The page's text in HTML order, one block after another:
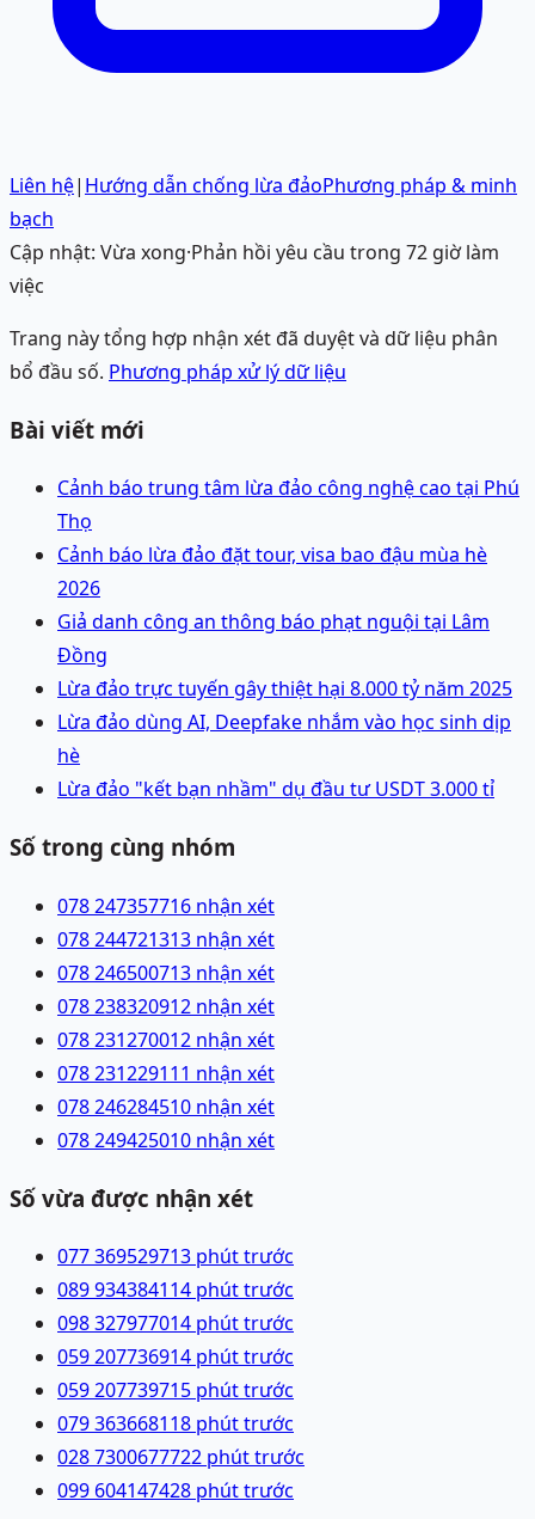
Liên hệ| Hướng dẫn chống lừa đảoPhương pháp & minh
bạch
Cập nhật: Vừa xong·Phản hồi yêu cầu trong 72 giờ làm
việc
Trang này tổng hợp nhận xét đã duyệt và dữ liệu phân
bổ đầu số. Phương pháp xử lý dữ liệu
Bài viết mới
Cảnh báo trung tâm lừa đảo công nghệ cao tại Phú
Thọ
Cảnh báo lừa đảo đặt tour, visa bao đậu mùa hè
2026
Giả danh công an thông báo phạt nguội tại Lâm
Đồng
Lừa đảo trực tuyến gây thiệt hại 8.000 tỷ năm 2025
Lừa đảo dùng AI, Deepfake nhắm vào học sinh dịp
hè
Lừa đảo "kết bạn nhầm" dụ đầu tư USDT 3.000 tỉ
Số trong cùng nhóm
078 247357716 nhận xét
078 244721313 nhận xét
078 246500713 nhận xét
078 238320912 nhận xét
078 231270012 nhận xét
078 231229111 nhận xét
078 246284510 nhận xét
078 249425010 nhận xét
Số vừa được nhận xét
077 369529713 phút trước
089 934384114 phút trước
098 327977014 phút trước
059 207736914 phút trước
059 207739715 phút trước
079 363668118 phút trước
028 7300677722 phút trước
099 604147428 phút trước